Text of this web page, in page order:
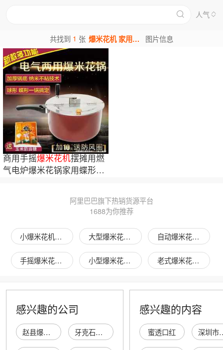
人气
共找到 1 张 爆米花机 家用图片 图片信息
商用手摇爆米花机摆摊用燃
气电炉爆米花锅家用蝶形球
阿里巴巴旗下热销货源平台
1688为你推荐
小爆米花机家用图片 大型爆米花机图片 自动爆米花机图片
手摇爆米花机图片 小型爆米花机图片 老式爆米花机图片
感兴趣的公司
赵县爆米花手机通讯门市 牙克石市佳邦爆米花机商店
感兴趣的内容
蜜透口红 深圳市宝